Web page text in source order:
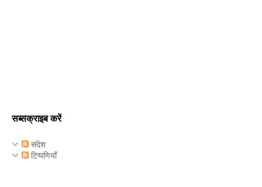
सब्सक्राइब करें
संदेश
टिप्पणियाँ